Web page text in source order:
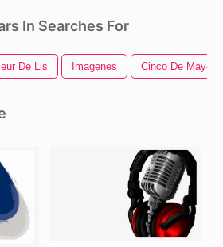
In Searches For
De Lis Imagenes Cinco De Mayo